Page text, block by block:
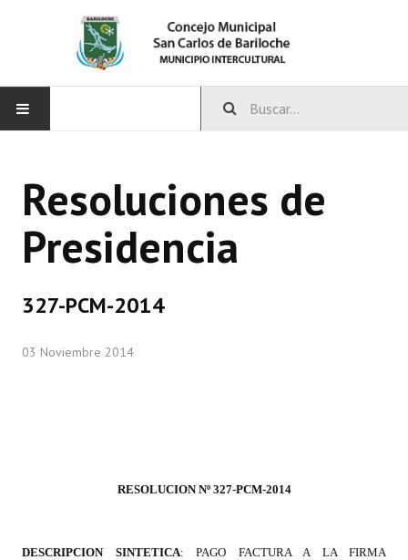
CONCEJO
Bloques Políticos
Comisiones Permanentes
Comisiones Especiales
Constitución Provincial
Resoluciones de
Presidencia
327-PCM-2014
03 Noviembre 2014
RESOLUCION Nº 327-PCM-2014
DESCRIPCION SINTETICA: PAGO FACTURA A LA FIRMA